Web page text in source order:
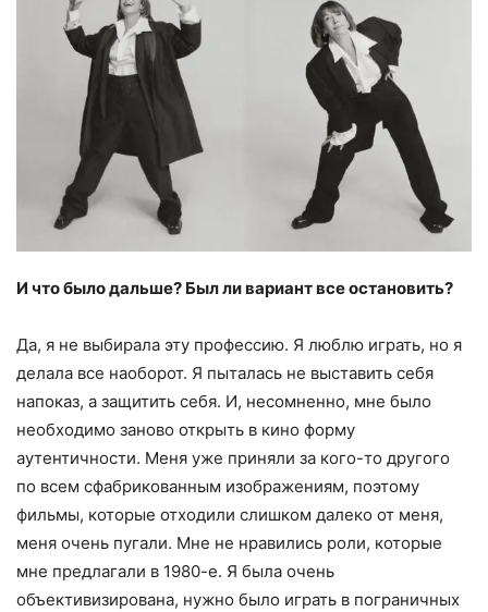
И что было дальше? Был ли вариант все остановить?
Да, я не выбирала эту профессию. Я люблю играть, но я
делала все наоборот. Я пыталась не выставить себя
напоказ, а защитить себя. И, несомненно, мне было
необходимо заново открыть в кино форму
аутентичности. Меня уже приняли за кого-то другого
по всем сфабрикованным изображениям, поэтому
фильмы, которые отходили слишком далеко от меня,
меня очень пугали. Мне не нравились роли, которые
мне предлагали в 1980-е. Я была очень
объективизирована, нужно было играть в пограничных